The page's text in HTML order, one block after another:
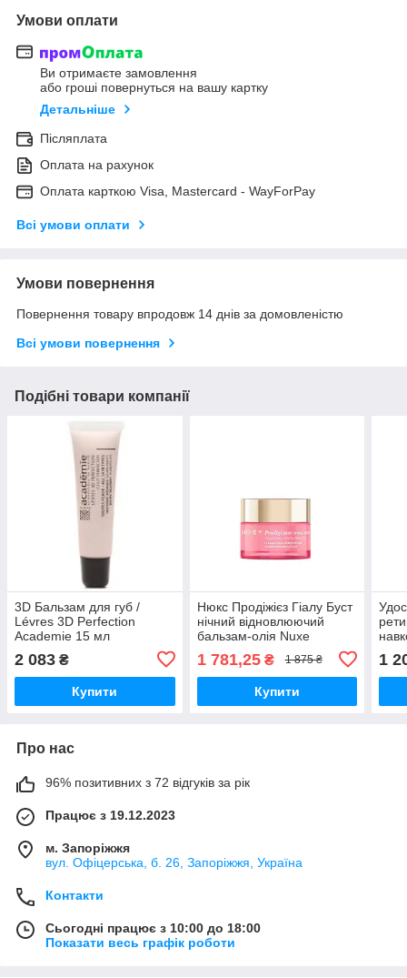
Умови оплати
Ви отримаєте замовлення
або гроші повернуться на вашу картку
Детальніше
Післяплата
Оплата на рахунок
Оплата карткою Visa, Mastercard - WayForPay
Всі умови оплати
Умови повернення
Повернення товару впродовж 14 днів за домовленістю
Всі умови повернення
Подібні товари компанії
3D Бальзам для губ /
Lévres 3D Perfection
Academie 15 мл
2 083 ₴
Купити
Нюкс Продіжієз Гіалу Буст
нічний відновлюючий
бальзам-олія Nuxe
Baume-Huile Récupérateur
Nuit 50 мл
1 781,25₴ 1 875 ₴
Купити
1
Про нас
96% позитивних з 72 відгуків за рік
Працює з 19.12.2023
м. Запоріжжя
вул. Офіцерська, б. 26, Запоріжжя, Україна
Контакти
Сьогодні працює з 10:00 до 18:00
Показати весь графік роботи